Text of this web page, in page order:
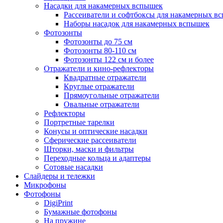
Насадки для накамерных вспышек
Рассеиватели и софтбоксы для накамерных
Наборы насадок для накамерных вспышек
Фотозонты
Фотозонты до 75 см
Фотозонты 80-110 см
Фотозонты 122 см и более
Отражатели и кино-рефлекторы
Квадратные отражатели
Круглые отражатели
Прямоугольные отражатели
Овальные отражатели
Рефлекторы
Портретные тарелки
Конусы и оптические насадки
Сферические рассеиватели
Шторки, маски и фильтры
Переходные кольца и адаптеры
Сотовые насадки
Слайдеры и тележки
Микрофоны
Фотофоны
DigiPrint
Бумажные фотофоны
На пружине